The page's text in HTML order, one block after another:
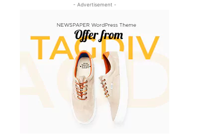
- Advertisement -